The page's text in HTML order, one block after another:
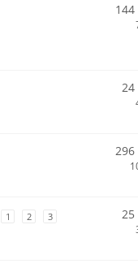
144
24
296
1 2 3 25